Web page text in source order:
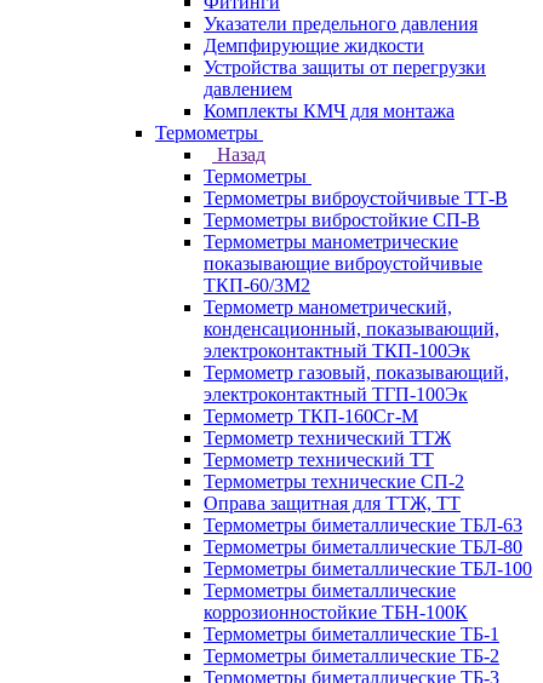
Указатели предельного давления
Демпфирующие жидкости
Устройства защиты от перегрузки
давлением
Комплекты КМЧ для монтажа
Термометры
Назад
Термометры
Термометры виброустойчивые ТТ-В
Термометры вибростойкие СП-В
Термометры манометрические
показывающие виброустойчивые
ТКП-60/3М2
Термометр манометрический,
конденсационный, показывающий,
электроконтактный ТКП-100Эк
Термометр газовый, показывающий,
электроконтактный ТГП-100Эк
Термометр ТКП-160Сг-М
Термометр технический ТТЖ
Термометр технический ТТ
Термометры технические СП-2
Оправа защитная для ТТЖ, ТТ
Термометры биметаллические ТБЛ-63
Термометры биметаллические ТБЛ-80
Термометры биметаллические ТБЛ-100
Термометры биметаллические
коррозионностойкие ТБН-100К
Термометры биметаллические ТБ-1
Термометры биметаллические ТБ-2
Термометры биметаллические ТБ-3